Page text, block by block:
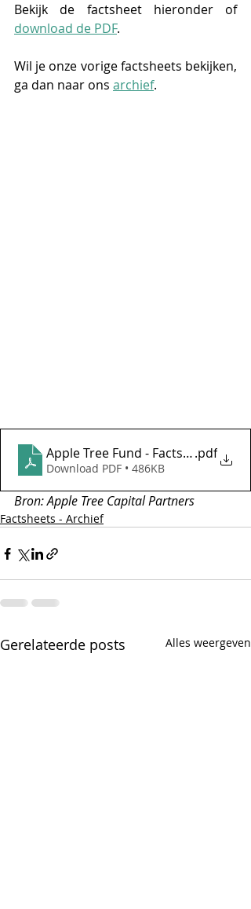
Bekijk de factsheet hieronder of
download de PDF.
Wil je onze vorige factsheets bekijken,
ga dan naar ons archief.
Apple Tree Fund - Factsheet.pdf
Download PDF • 486KB
Bron: Apple Tree Capital Partners
Factsheets - Archief
Gerelateerde posts Alles weergeven